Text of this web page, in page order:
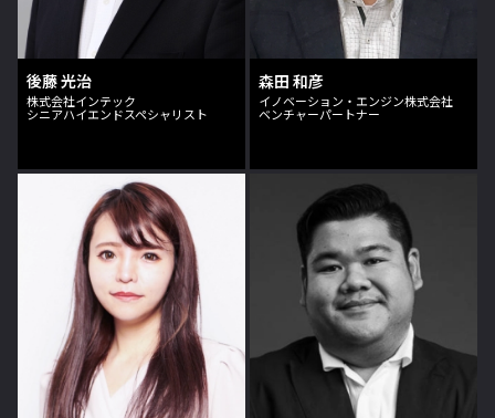
後藤 光治
株式会社インテック
シニアハイエンドスペシャリスト
森田 和彦
イノベーション・エンジン株式会社
ベンチャーパートナー